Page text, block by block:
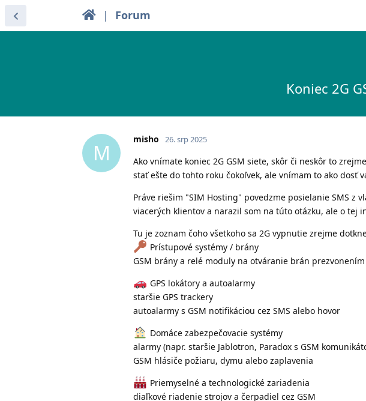
| Forum
Koniec 2G
M
misho 26. srp 2025
Ako vnímate koniec 2G GSM siete, skôr či neskôr to
stať ešte do tohto roku čokoľvek, ale vnímam to ako dosť
Práve riešim "SIM Hosting" povedzme posielanie SMS
viacerých klientov a narazil som na túto otázku, ale o tej
Tu je zoznam čoho všetkoho sa 2G vypnutie zrejme
Prístupové systémy / brány
GSM brány a relé moduly na otváranie brán prezvonením
GPS lokátory a autoalarmy
staršie GPS trackery
autoalarmy s GSM notifikáciou cez SMS alebo hovor
Domáce zabezpečovacie systémy
alarmy (napr. staršie Jablotron, Paradox s GSM
GSM hlásiče požiaru, dymu alebo zaplavenia
Priemyselné a technologické zariadenia
diaľkové riadenie strojov a čerpadiel cez GSM